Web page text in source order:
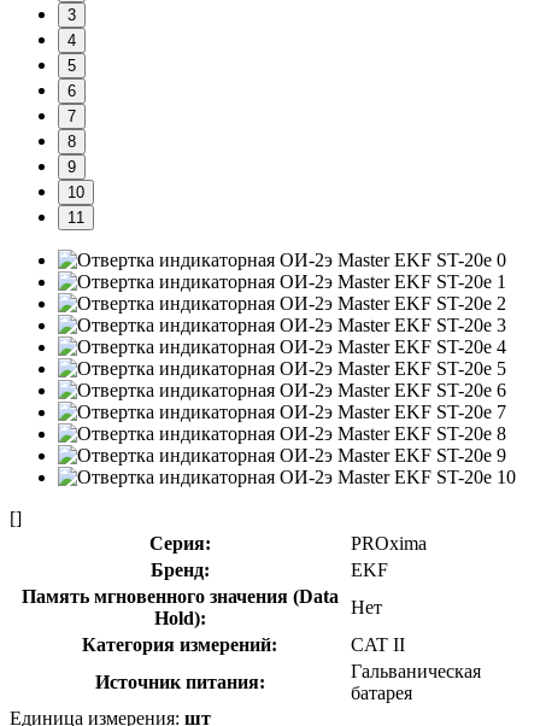
3
4
5
6
7
8
9
10
11
[]
Серия:
PROxima
Бренд:
EKF
Память мгновенного значения (Data
Hold):
Нет
Категория измерений:
CAT II
Источник питания:
Гальваническая
батарея
Единица измерения: шт